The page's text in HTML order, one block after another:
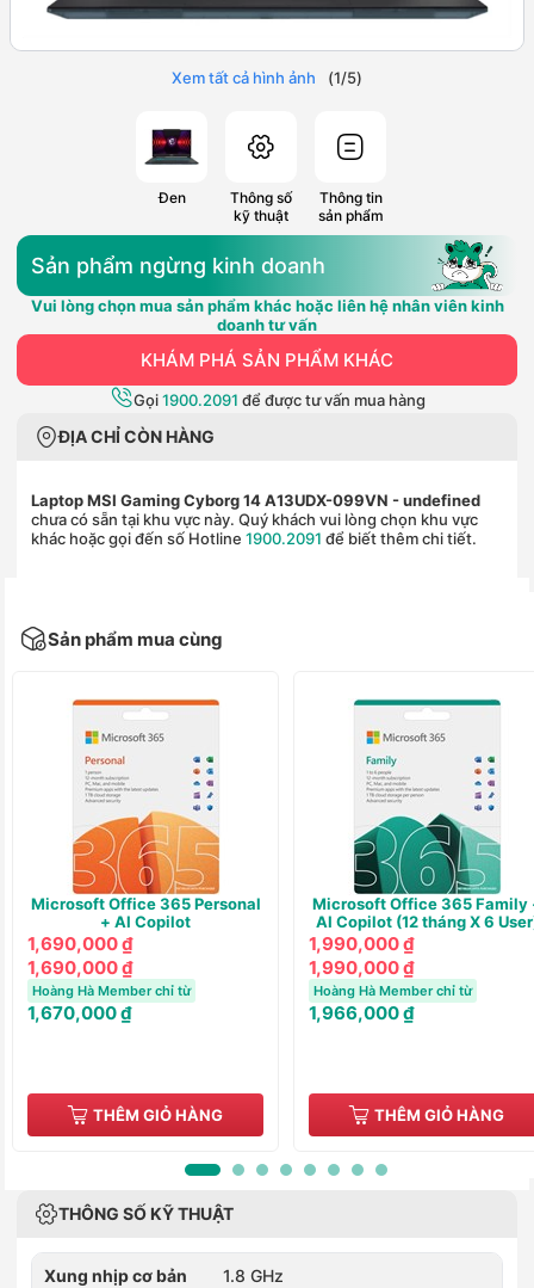
Xem tất cả hình ảnh (1/5)
Đen
Thông số
kỹ thuật
Thông tin
sản phẩm
Sản phẩm ngừng kinh doanh
Vui lòng chọn mua sản phẩm khác hoặc liên hệ nhân viên kinh
doanh tư vấn
KHÁM PHÁ SẢN PHẨM KHÁC
Gọi1900.2091 để được tư vấn mua hàng
ĐỊA CHỈ CÒN HÀNG
Laptop MSI Gaming Cyborg 14 A13UDX-099VN - undefined
chưa có sẵn tại khu vực này. Quý khách vui lòng chọn khu vực
khác hoặc gọi đến số Hotline 1900.2091 để biết thêm chi tiết.
Sản phẩm mua cùng
Microsoft Office 365 Personal
+ AI Copilot
1,690,000 ₫
1,690,000 ₫
Hoàng Hà Member chỉ từ
1,670,000 ₫
THÊM GIỎ HÀNG
Microsoft Office 365 Family
AI Copilot (12 tháng X 6
1,990,000 ₫
1,990,000 ₫
Hoàng Hà Member chỉ từ
1,966,000 ₫
THÊM GIỎ HÀNG
THÔNG SỐ KỸ THUẬT
Xung nhịp cơ bản 1.8 GHz